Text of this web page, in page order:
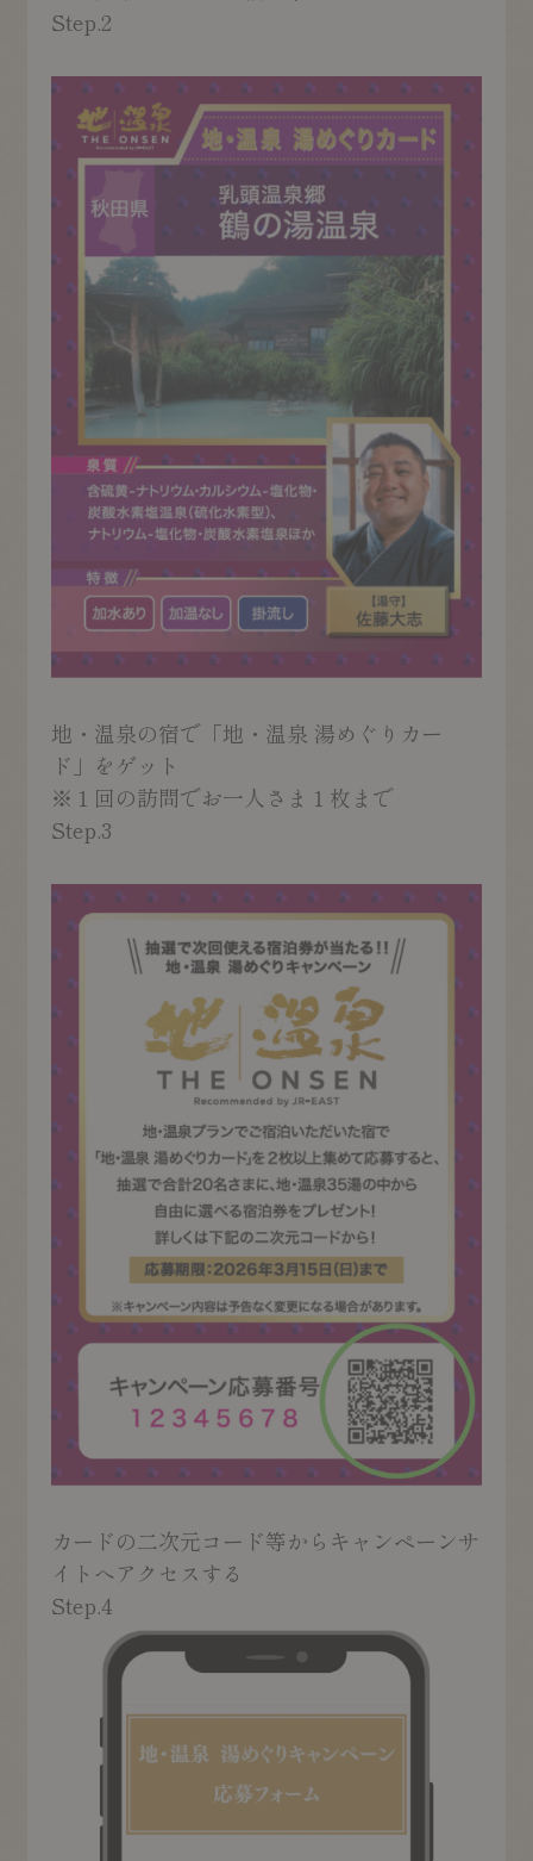
Step.2
地・温泉の宿で「地・温泉 湯めぐりカー
ド」をゲット
※１回の訪問でお一人さま１枚まで
Step.3
カードの二次元コード等からキャンペーンサ
イトへアクセスする
Step.4